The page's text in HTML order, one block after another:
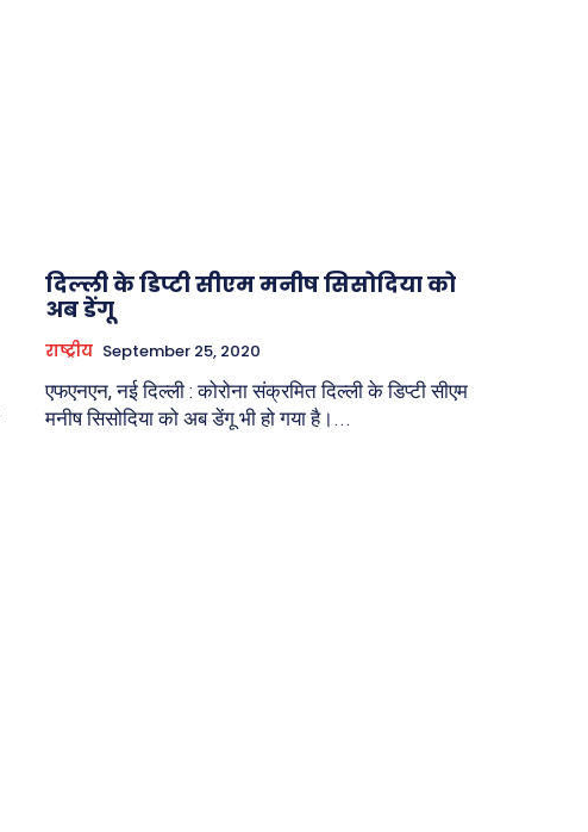
दिल्ली के डिप्टी सीएम मनीष सिसोदिया को
अब डेंगू
राष्ट्रीय September 25, 2020
एफएनएन, नई दिल्ली : कोरोना संक्रमित दिल्ली के डिप्टी सीएम
मनीष सिसोदिया को अब डेंगू भी हो गया है।...